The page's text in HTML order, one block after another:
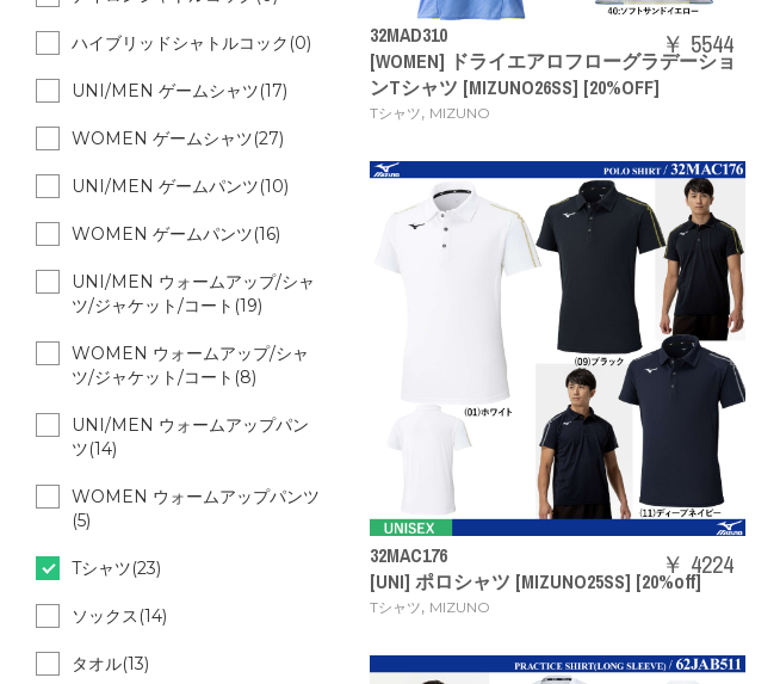
32MAD310
[WOMEN] ドライエアロフローグラデーショ
ンTシャツ [MIZUNO26SS] [20%OFF]
Tシャツ, MIZUNO
￥ 5544
32MAC176
[UNI] ポロシャツ [MIZUNO25SS] [20%off]
Tシャツ, MIZUNO
￥ 4224
ハイブリッドシャトルコック(0)
UNI/MEN ゲームシャツ(17)
WOMEN ゲームシャツ(27)
UNI/MEN ゲームパンツ(10)
WOMEN ゲームパンツ(16)
UNI/MEN ウォームアップ/シャ
ツ/ジャケット/コート(19)
WOMEN ウォームアップ/シャ
ツ/ジャケット/コート(8)
UNI/MEN ウォームアップパン
ツ(14)
WOMEN ウォームアップパンツ
(5)
Tシャツ(23)
ソックス(14)
タオル(13)